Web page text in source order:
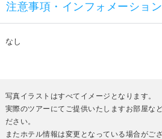
注意事項・インフォメーション
なし
写真イラストはすべてイメージとなります。
実際のツアーにてご提供いたしますお部屋な
ださい。
またホテル情報は変更となっている場合がござ